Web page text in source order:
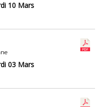
10 Mars
03 Mars